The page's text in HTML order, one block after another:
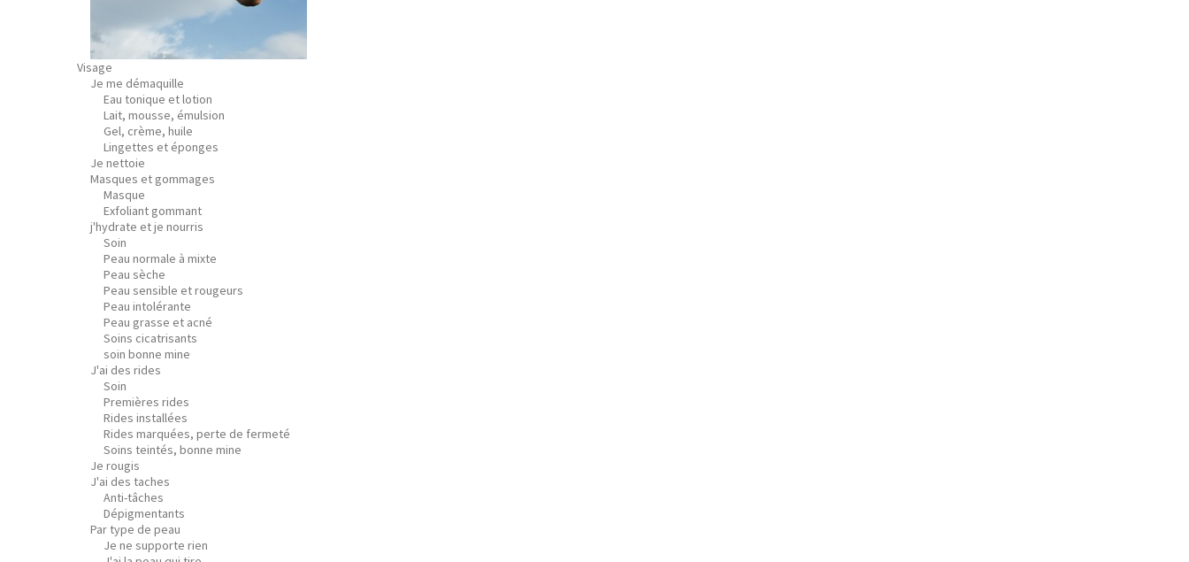
Visage
Je me démaquille
Eau tonique et lotion
Lait, mousse, émulsion
Gel, crème, huile
Lingettes et éponges
Je nettoie
Masques et gommages
Masque
Exfoliant gommant
j'hydrate et je nourris
Soin
Peau normale à mixte
Peau sèche
Peau sensible et rougeurs
Peau intolérante
Peau grasse et acné
Soins cicatrisants
soin bonne mine
J'ai des rides
Soin
Premières rides
Rides installées
Rides marquées, perte de fermeté
Soins teintés, bonne mine
Je rougis
J'ai des taches
Anti-tâches
Dépigmentants
Par type de peau
Je ne supporte rien